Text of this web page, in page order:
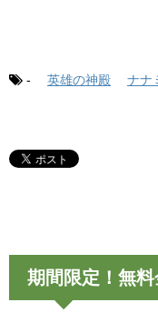
- 英雄の神殿 ナナ
期間限定！無